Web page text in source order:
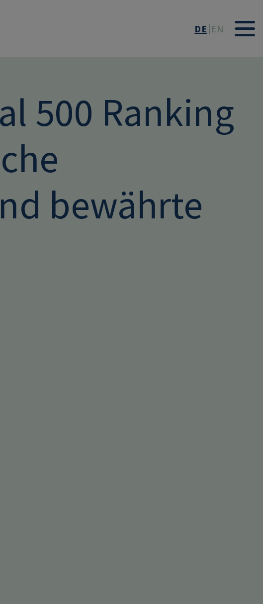
DE EN
500 Ranking
bewährte